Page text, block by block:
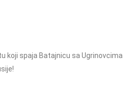
koji spaja Batajnicu sa Ugrinovcima